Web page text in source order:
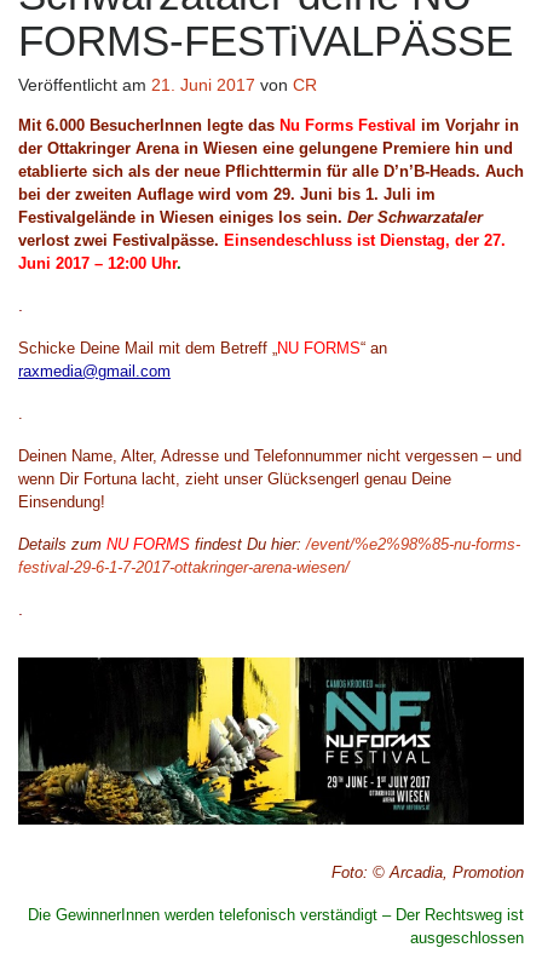
FORMS-FESTiVALPÄSSE
Veröffentlicht am 21. Juni 2017 von CR
Mit 6.000 BesucherInnen legte das Nu Forms Festival im Vorjahr in
der Ottakringer Arena in Wiesen eine gelungene Premiere hin und
etablierte sich als der neue Pflichttermin für alle D’n’B-Heads. Auch
bei der zweiten Auflage wird vom 29. Juni bis 1. Juli im
Festivalgelände in Wiesen einiges los sein. Der Schwarzataler
verlost zwei Festivalpässe. Einsendeschluss ist Dienstag, der 27.
Juni 2017 – 12:00 Uhr.
Schicke Deine Mail mit dem Betreff „ NU FORMS“ an
raxmedia@gmail.com
Deinen Name, Alter, Adresse und Telefonnummer nicht vergessen – und
wenn Dir Fortuna lacht, zieht unser Glücksengerl genau Deine
Einsendung!
Details zum NU FORMS findest Du hier: /event/%e2%98%85-nu-forms-
festival-29-6-1-7-2017-ottakringer-arena-wiesen/
Foto: ©Arcadia, Promotion
Die GewinnerInnen werden telefonisch verständigt – Der Rechtsweg ist
ausgeschlossen